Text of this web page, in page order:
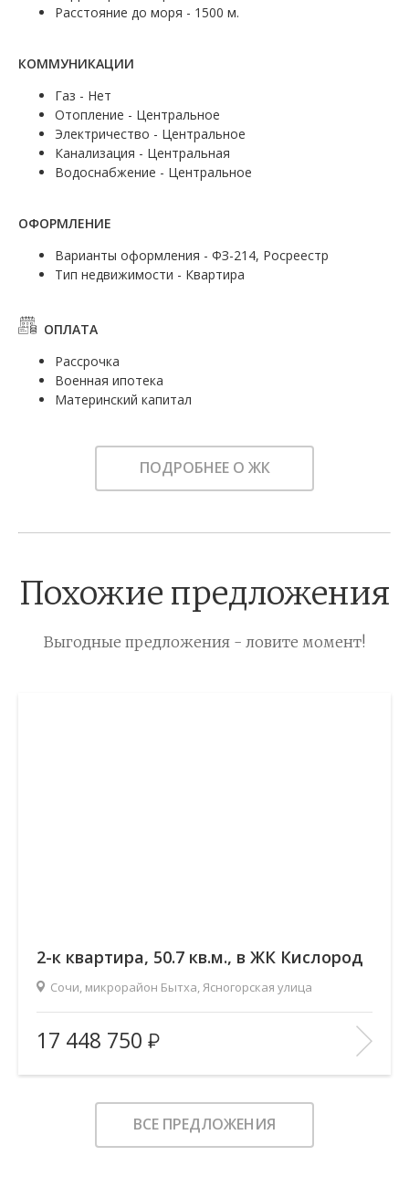
Расстояние до моря - 1500 м.
КОММУНИКАЦИИ
Газ - Нет
Отопление - Центральное
Электричество - Центральное
Канализация - Центральная
Водоснабжение - Центральное
ОФОРМЛЕНИЕ
Варианты оформления - ФЗ-214, Росреестр
Тип недвижимости - Квартира
ОПЛАТА
Рассрочка
Военная ипотека
Материнский капитал
ПОДРОБНЕЕ О ЖК
Похожие предложения
Выгодные предложения - ловите момент!
2-к квартира, 50.7 кв.м., в ЖК Кислород
Сочи, микрорайон Бытха, Ясногорская улица
Площадь (общ/жил/кух), м2:
50.71/26.35/4
Количество комнат:
2
Этаж:
14/19
В ИЗБРАННОЕ
17 448 750
ВСЕ ПРЕДЛОЖЕНИЯ